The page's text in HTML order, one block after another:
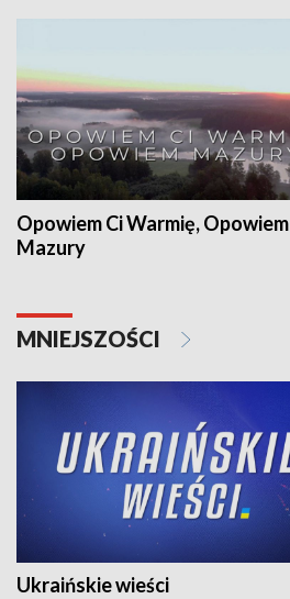
Opowiem Ci Warmię, Opowiem
Mazury
MNIEJSZOŚCI
Ukraińskie wieści